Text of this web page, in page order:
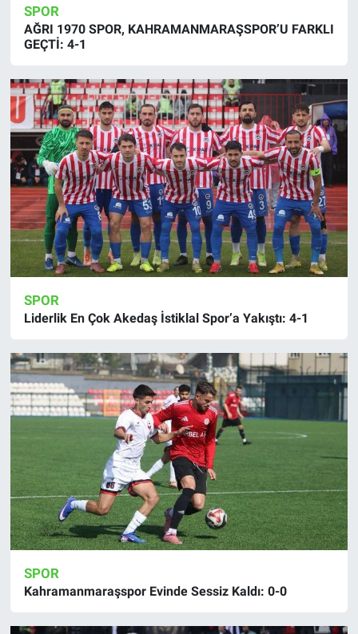
SPOR
AĞRI 1970 SPOR, KAHRAMANMARAŞSPOR’U FARKLI
GEÇTİ: 4-1
SPOR
Liderlik En Çok Akedaş İstiklal Spor’a Yakıştı: 4-1
SPOR
Kahramanmaraşspor Evinde Sessiz Kaldı: 0-0